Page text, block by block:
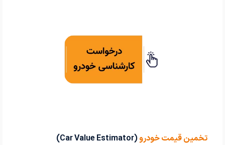
تخمین قیمت خودرو(Car Value Estimator)